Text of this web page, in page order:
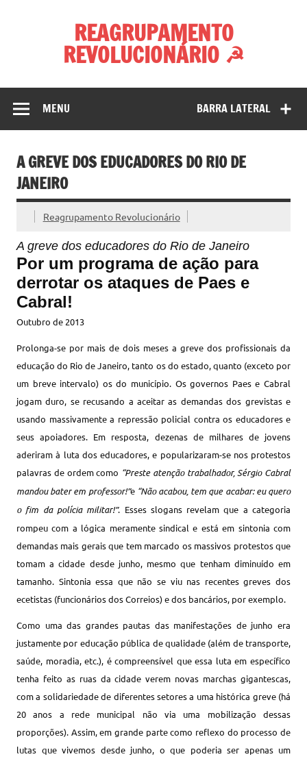
REAGRUPAMENTO
REVOLUCIONÁRIO ☭
BARRA LATERAL
MENU
A GREVE DOS EDUCADORES DO RIO DE
JANEIRO
Reagrupamento Revolucionário
A greve dos educadores do Rio de Janeiro
Por um programa de ação para
derrotar os ataques de Paes e
Cabral!
Outubro de 2013
Prolonga-se por mais de dois meses a greve dos profissionais da
educação do Rio de Janeiro, tanto os do estado, quanto (exceto por
um breve intervalo) os do município. Os governos Paes e Cabral
jogam duro, se recusando a aceitar as demandas dos grevistas e
usando massivamente a repressão policial contra os educadores e
seus apoiadores. Em resposta, dezenas de milhares de jovens
aderiram à luta dos educadores, e popularizaram-se nos protestos
palavras de ordem como “Preste atenção trabalhador, Sérgio Cabral
mandou bater em professor!”e “Não acabou, tem que acabar: eu quero
o fim da polícia militar!”. Esses slogans revelam que a categoria
rompeu com a lógica meramente sindical e está em sintonia com
demandas mais gerais que tem marcado os massivos protestos que
tomam a cidade desde junho, mesmo que tenham diminuído em
tamanho. Sintonia essa que não se viu nas recentes greves dos
ecetistas (funcionários dos Correios) e dos bancários, por exemplo.
Como uma das grandes pautas das manifestações de junho era
justamente por educação pública de qualidade (além de transporte,
saúde, moradia, etc.), é compreensível que essa luta em específico
tenha feito as ruas da cidade verem novas marchas gigantescas,
com a solidariedade de diferentes setores a uma histórica greve (há
20 anos a rede municipal não via uma mobilização dessas
proporções). Assim, em grande parte como reflexo do processo de
lutas que vivemos desde junho, o que poderia ser apenas um